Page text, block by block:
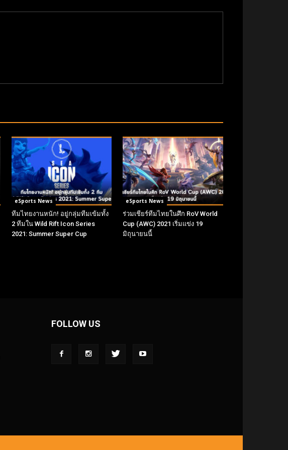
eSports News
ทีมไทยงานหนัก! อยู่กลุ่มทีมเข้มทั้ง
2 ทีมใน Wild Rift Icon Series
2021: Summer Super Cup
eSports News
ร่วมเชียร์ทีมไทยในศึก RoV World
Cup (AWC) 2021 เริ่มแข่ง 19
มิถุนายนนี้
FOLLOW US